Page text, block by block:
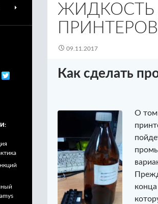
ЖИДКОСТЬ
ПРИНТЕРОВ
09.11.2017
Как сделать
О том